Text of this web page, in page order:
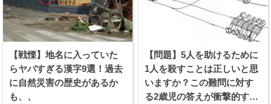
【戦慄】地名に入っていた
らヤバすぎる漢字9選！過去
に自然災害の歴史があるか
も、、
【問題】5人を助けるために
1人を殺すことは正しいと思
いますか？この難問に対す
る2歳児の答えが衝撃的すぎ